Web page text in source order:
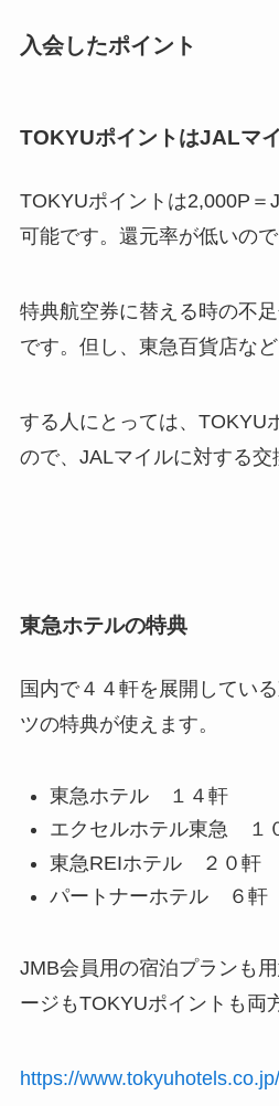
入会したポイント
TOKYUポイントはJALマ
TOKYUポイントは2,000P＝
可能です。還元率が低いの
特典航空券に替える時の不
です。但し、東急百貨店な
する人にとっては、TOKYU
ので、JALマイルに対する交
東急ホテルの特典
国内で４４軒を展開してい
ツの特典が使えます。
東急ホテル １４軒
エクセルホテル東急 １
東急REIホテル ２０軒
パートナーホテル ６軒
JMB会員用の宿泊プランも
ージもTOKYUポイントも両
https://